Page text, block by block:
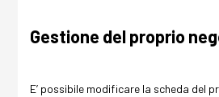
Gestione del proprio
E’ possibile modificare la scheda del